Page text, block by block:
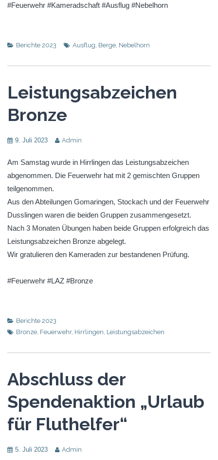
#Feuerwehr #Kameradschaft #Ausflug #Nebelhorn
Berichte 2023 Ausflug Berge Nebelhorn
Leistungsabzeichen
Bronze
9. Juli 2023 Admin
Am Samstag wurde in Hirrlingen das Leistungsabzeichen
abgenommen. Die Feuerwehr hat mit 2 gemischten Gruppen
teilgenommen.
Aus den Abteilungen Gomaringen, Stockach und der Feuerwehr
Dusslingen waren die beiden Gruppen zusammengesetzt.
Nach 3 Monaten Übungen haben beide Gruppen erfolgreich das
Leistungsabzeichen Bronze abgelegt.
Wir gratulieren den Kameraden zur bestandenen Prüfung.
#Feuerwehr #LAZ #Bronze
Berichte 2023
Bronze Feuerwehr, Hirrlingen Leistungsabzeichen
Abschluss der
Spendenaktion „Urlaub
für Fluthelfer“
5. Juli 2023 Admin